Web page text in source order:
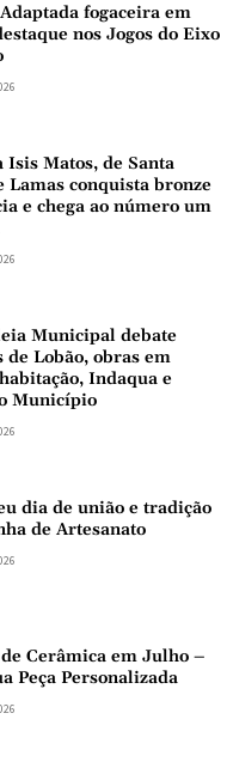
fogaceira em
nos Jogos do Eixo
Isis Matos, de Santa
Lamas conquista bronze
e chega ao número um
Municipal debate
de Lobão, obras em
Indaqua e
Município
dia de união e tradição
de Artesanato
Cerâmica em Julho –
Peça Personalizada